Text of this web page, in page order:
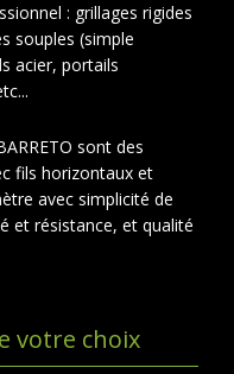
: grillages rigides
souples (simple
acier, portails
sont des
fils horizontaux et
avec simplicité de
et résistance, et qualité
votre choix